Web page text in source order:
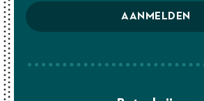
AANMELDEN